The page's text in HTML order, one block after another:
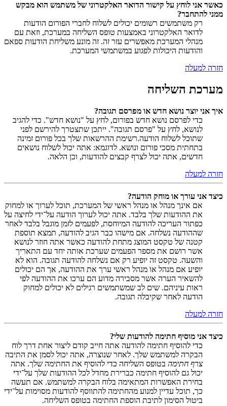
כאשר אני לוחץ על קישור הדואר האלקטרוני של משתמש הוא מבקש
ממני להתחבר?
רק משתמשים רשומים יכולים לשלוח לחברי הפורום הודעות
לדואר האלקטרוני באמצעות טופס השליחה במערכת, וזאת עם
מנהלי המערכת מאפשרים עזר זה. זה מונע משליחת הודעות ספאם
והודעות היכולות לפגוע במשתמשי המערכת.
חזרה למעלה
מערכת השליחה
איך אני יוצר נושא חדש או מפרסם תגובה?
כדי לפרסם נושא חדש בפורום, לחץ על "נושא חדש". כדי להגיב
לנושא, לחץ על "פרסם תגובה". ייתכן שתצטרך להירשם לפני
שתוכל לשלוח הודעה.רשימת ההרשאות שלך בכל פורום זמינה
בתחתית מסכי פורום ונושא. לדוגמא: אתה יכול לשלוח נושאים
חדשים, אתה יכול לצרף קבצים להודעות, וכן הלאה.
חזרה למעלה
כיצד אני עורך או מוחק הודעה?
אם אינך מנהל או מנהל ראשי של המערכת, תוכל לערוך או למחוק
את ההודעות שלך בלבד. אתה יכול לערוך הודעה על־ידי לחיצה על
כפתור העריכה להודעה המיוחסת, לפעמים לזמן מוגבל בלבד לאחר
שההודעה נשלחה. אם מישהו כבר הגיב להודעה, תמצא תוספת
קטנה של טקסט המוצג מתחת להודעה כאשר אתה חוזר לנושא
אשר רושם את מספר הפעמים שערכת אותה יחד עם התאריך
והשעה. טקסט זה יופיע רק אם נשלחה להודעה תגובה. הוא לא
יופיע אם מנהל או מנהל ראשי ערך את ההודעה, אך הם יכולים
להשאיר הערה אשר מסבירה מדוע הם ערכו את ההודעה לפי
ראות עיניהם. שים לב שמשתמשים רגילים לא יכולים למחוק
הודעה לאחר שקיבלה תגובה.
חזרה למעלה
כיצד אני מוסיף חתימה להודעות שלי?
כדי להוסיף חתימה להודעה אתה חייב קודם ליצור אחת דרך לוח
הבקרה למשתמש שלך. לאחר שנוצרה, אתה יכול לסמן את התיבה
צרף חתימה בטופס השליחה כדי להוסיף את החתימה שלך. אתה
יכול גם להוסיף חתימה כברירת מחדל לכל ההודעות שלך על־ידי
בחירת האפשרות המתאימה בלוח הבקרה למשתמש. אם תעשה
כך, תוכל עדיין למנוע מהחתימה להתווסף להודעות מסוימות על־ידי
ביטול הסימון לתיבת הוספת החתימה בטופס השליחה.